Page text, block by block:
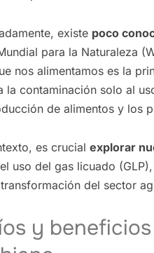
existe poco
para la Naturaleza
nos alimentamos es la
la contaminación solo al
de alimentos y los
es crucial explorar
uso del gas licuado
del sector
y